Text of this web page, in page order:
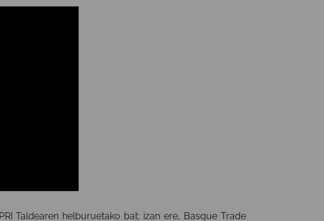
Taldearen helburuetako bat; izan ere, Basque Trade